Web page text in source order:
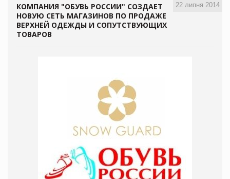
22 липня 2014
КОМПАНИЯ "ОБУВЬ РОССИИ" СОЗДАЕТ
НОВУЮ СЕТЬ МАГАЗИНОВ ПО ПРОДАЖЕ
ВЕРХНЕЙ ОДЕЖДЫ И СОПУТСТВУЮЩИХ
ТОВАРОВ